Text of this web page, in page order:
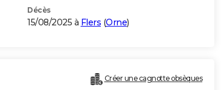
Décès
15/08/2025 à Flers (Orne)
Créer une cagnotte obsèques